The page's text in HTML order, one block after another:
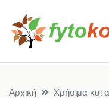
Αρχική Χρήσιμα και